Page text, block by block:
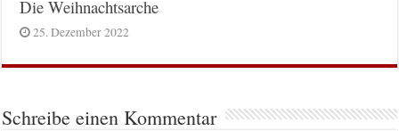
Die Weihnachtsarche
25. Dezember 2022
Schreibe einen Kommentar